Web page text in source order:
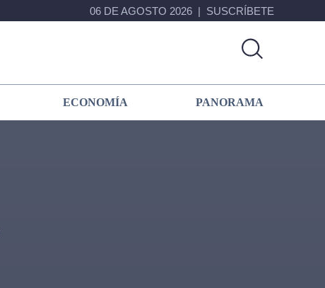
06 DE AGOSTO 2026 SUSCRÍBETE
ECONOMÍA PANORAMA